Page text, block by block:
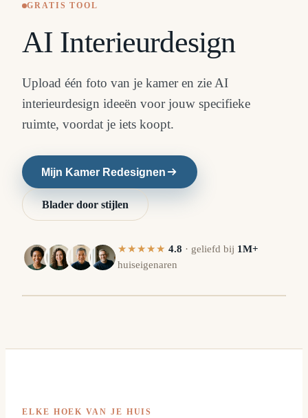
GRATIS TOOL
AI Interieurdesign
Upload één foto van je kamer en zie AI
interieurdesign ideeën voor jouw specifieke
ruimte, voordat je iets koopt.
Mijn Kamer Redesignen
Blader door stijlen
★★★★★ 4.8 · geliefd bij 1M+
huiseigenaren
VOOR
⇔
ELKE HOEK VAN JE HUIS